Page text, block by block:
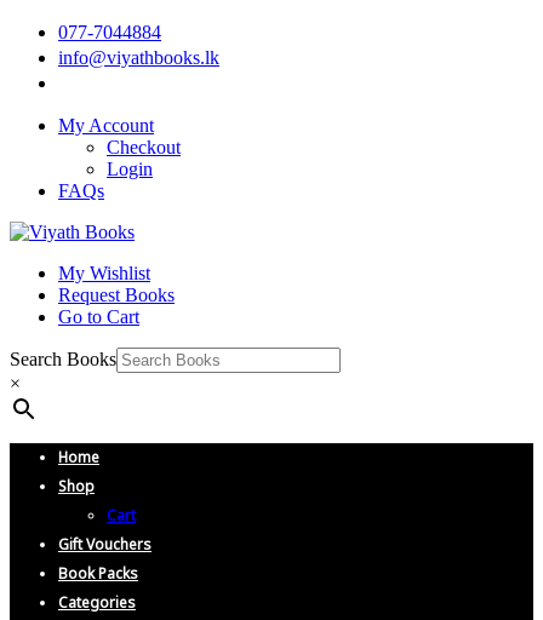
077-7044884
info@viyathbooks.lk
My Account
Checkout
Login
FAQs
My Wishlist
Request Books
Go to Cart
Search Books
×
Home
Shop
Cart
Gift Vouchers
Book Packs
Categories